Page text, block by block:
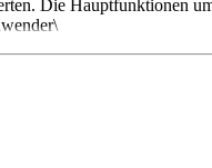
Die Hauptfunktionen